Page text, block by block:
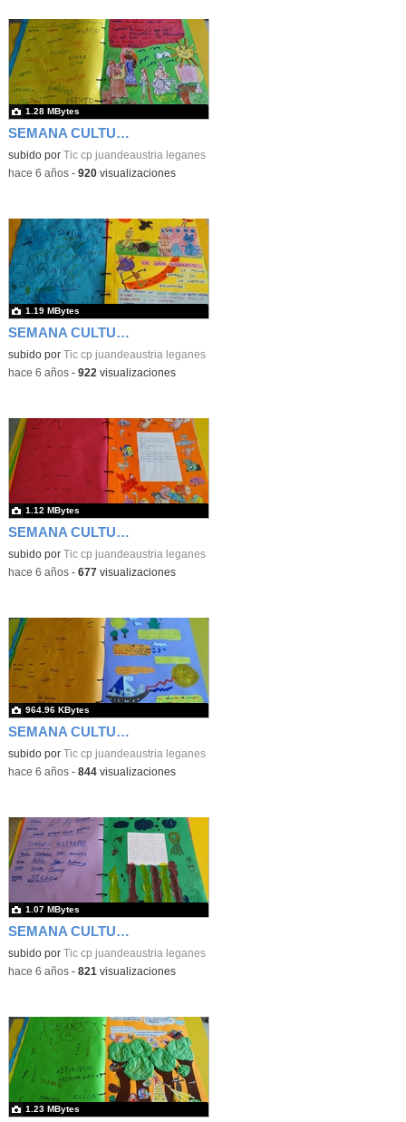
SEMANA CULTURAL DE LOS CUENTOS 43
subido por Tic cp juandeaustria leganes
1.28 MBytes
-hace 6 años- 920visualizaciones
SEMANA CULTURAL DE LOS CUENTOS 44
subido por Tic cp juandeaustria leganes
1.19 MBytes
-hace 6 años- 922 visualizaciones
SEMANA CULTURAL DE LOS CUENTOS 45
subido por Tic cp juandeaustria leganes
1.12 MBytes
-hace 6 años- 677visualizaciones
SEMANA CULTURAL DE LOS CUENTOS 46
subido por Tic cp juandeaustria leganes
964.96 KBytes
-hace 6 años- 844visualizaciones
SEMANA CULTURAL DE LOS CUENTOS 47
subido por Tic cp juandeaustria leganes
1.07 MBytes
-hace 6 años- 821 visualizaciones
1.23 MBytes